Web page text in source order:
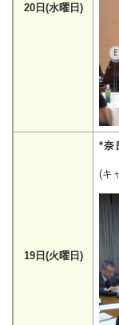
20日(水曜日)
19日(火曜日)
*奈
(キ